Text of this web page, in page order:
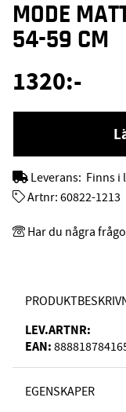
LEV.ARTNR:
EAN:
EGENSKAPER
MODE
54-59 CM
1320:-
Leverans: Finns i
Artnr: 60822-1213
Har du några